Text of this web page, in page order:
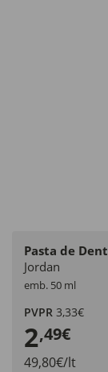
Pasta de
Jordan
emb. 50 ml
PVPR 3,33€
2,49€
49,80€/lt